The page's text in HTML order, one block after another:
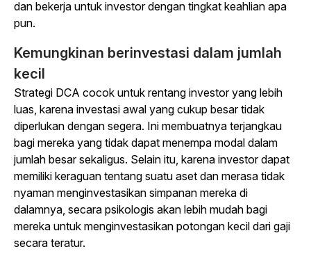
dan bekerja untuk investor dengan tingkat keahlian apa
pun.
Kemungkinan berinvestasi dalam jumlah
kecil
Strategi DCA cocok untuk rentang investor yang lebih
luas, karena investasi awal yang cukup besar tidak
diperlukan dengan segera. Ini membuatnya terjangkau
bagi mereka yang tidak dapat menempa modal dalam
jumlah besar sekaligus. Selain itu, karena investor dapat
memiliki keraguan tentang suatu aset dan merasa tidak
nyaman menginvestasikan simpanan mereka di
dalamnya, secara psikologis akan lebih mudah bagi
mereka untuk menginvestasikan potongan kecil dari gaji
secara teratur.